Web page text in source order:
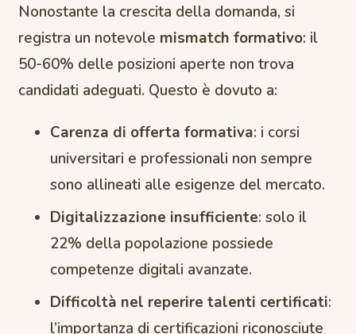
Nonostante la crescita della domanda, si
registra un notevole mismatch formativo: il
50-60% delle posizioni aperte non trova
candidati adeguati. Questo è dovuto a:
Carenza di offerta formativa: i corsi
universitari e professionali non sempre
sono allineati alle esigenze del mercato.
Digitalizzazione insufficiente: solo il
22% della popolazione possiede
competenze digitali avanzate.
Difficoltà nel reperire talenti certificati:
l’importanza di certificazioni riconosciute